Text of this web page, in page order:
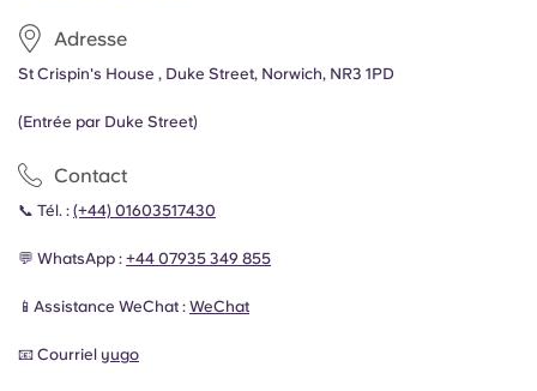
Adresse
St Crispin's House , Duke Street, Norwich, NR3 1PD
(Entrée par Duke Street)
Contact
📞 Tél. : (+44) 01603517430
💬 WhatsApp : +44 07935 349 855
📱Assistance WeChat : WeChat
📧 Courriel yugo